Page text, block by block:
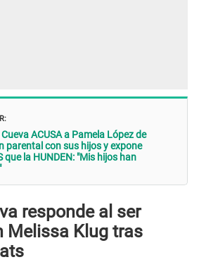
ACUSA a Pamela López de
parental con sus hijos y expone
que la HUNDEN: "Mis hijos han
responde al ser
Melissa Klug tras